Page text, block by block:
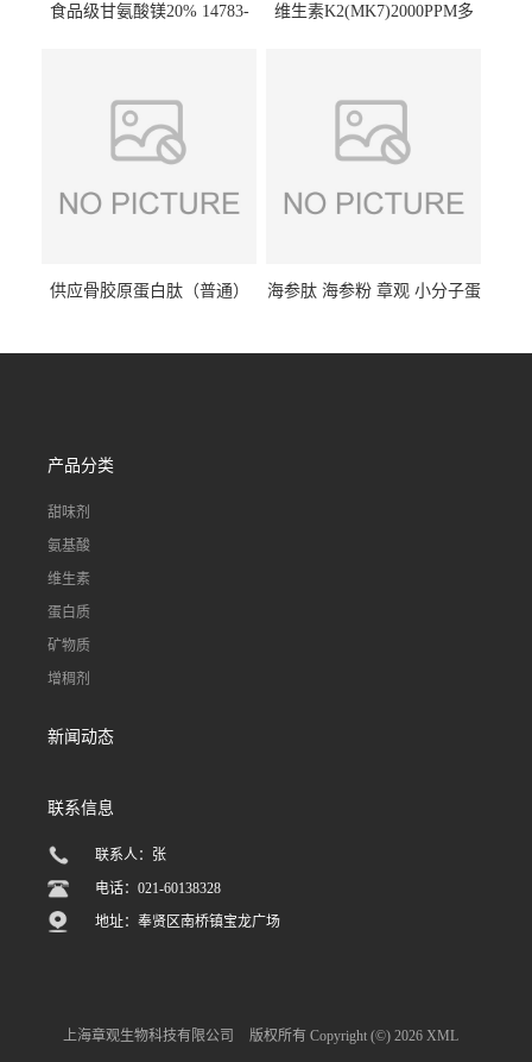
食品级甘氨酸镁20% 14783-
维生素K2(MK7)2000PPM多
供应骨胶原蛋白肽（普通）
海参肽 海参粉 章观 小分子蛋
产品分类
甜味剂
氨基酸
维生素
蛋白质
矿物质
增稠剂
新闻动态
联系信息
联系人：张
电话：021-60138328
地址：奉贤区南桥镇宝龙广场
上海章观生物科技有限公司 版权所有 Copyright (©) 2026 XML